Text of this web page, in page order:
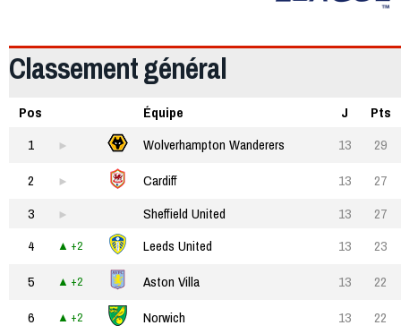
Classement général
Pos Équipe J
Pts
1
Wolverhampton Wanderers 13
29
2
Cardiff 13
27
3
Sheffield United 13
27
4
+2 Leeds United 13
23
5
+2 Aston Villa 13
22
6
+2 Norwich 13 22